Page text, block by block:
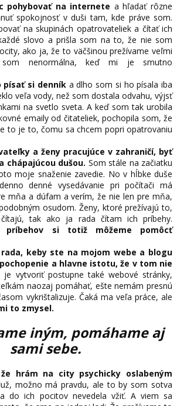
pohybovať na internete a hľadať rôzne
spokojnosť v duši tam, kde práve som.
na skupinách opatrovateliek a čítať ich
slovo a prišla som na to, že nie som
ako ja, že to väčšinou prežívame veľmi
nenormálna, keď mi je smutno
písať si denníka dlho som si ho písala iba
veľa vody, než som dostala odvahu, výjsť
na svetlo sveta. A keď som tak urobila
emaily od čitateliek, pochopila som, že
to je to, čomu sa chcem popri opatrovaniu
a ženy pracujúce v zahraničí, byť
chápajúcou dušou. Som stále na začiatku
moje snaženie zavedie. No v hĺbke duše
denné vysedávanie pri počítači má
mňa a dúfam a verím, že nie len pre mňa,
osudom. Ženy, ktoré prežívajú to,
tak ako ja rada čítam ich príbehy.
príbehov si totiž môžeme pomôcť
keby ste na mojom webe a blogu
a hlavne istotu, že v tom nie
je vytvoriť postupne také webové stránky,
naozaj pomáhať, ešte nemám presnú
vykrištalizuje. Čaká ma veľa práce, ale
to zmysel.
iným, pomáhame aj
sami sebe.
hrám na city psychicky oslabeným
možno má pravdu, ale to by som sotva
do ich pocitov nevedela vžiť. A viem sa